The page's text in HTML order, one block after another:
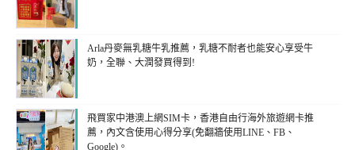
Arla丹麥無乳糖牛乳推薦，乳糖不耐者也能安心享受牛
奶，全聯、大潤發買得到!
飛買家中港澳上網SIM卡，香港自由行海外旅遊網卡推
薦，內文含使用心得分享(免翻牆使用LINE、FB、
Google)。